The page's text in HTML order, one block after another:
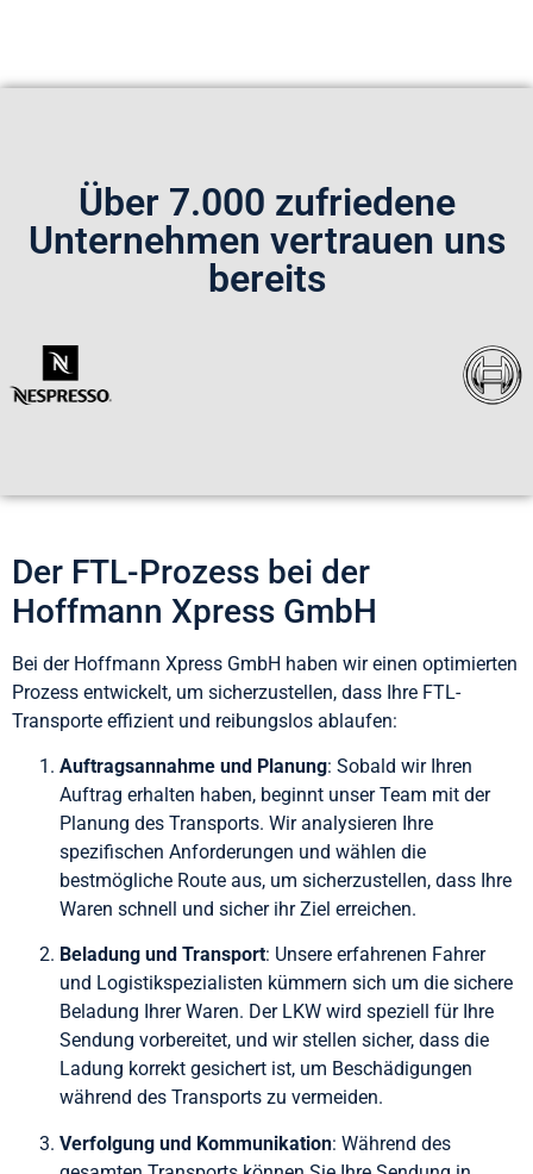
Über 7.000 zufriedene
Unternehmen vertrauen uns
bereits
Der FTL-Prozess bei der
Hoffmann Xpress GmbH
Bei der Hoffmann Xpress GmbH haben wir einen optimierten
Prozess entwickelt, um sicherzustellen, dass Ihre FTL-
Transporte effizient und reibungslos ablaufen:
Auftragsannahme und Planung: Sobald wir Ihren
Auftrag erhalten haben, beginnt unser Team mit der
Planung des Transports. Wir analysieren Ihre
spezifischen Anforderungen und wählen die
bestmögliche Route aus, um sicherzustellen, dass Ihre
Waren schnell und sicher ihr Ziel erreichen.
Beladung und Transport: Unsere erfahrenen Fahrer
und Logistikspezialisten kümmern sich um die sichere
Beladung Ihrer Waren. Der LKW wird speziell für Ihre
Sendung vorbereitet, und wir stellen sicher, dass die
Ladung korrekt gesichert ist, um Beschädigungen
während des Transports zu vermeiden.
Verfolgung und Kommunikation: Während des